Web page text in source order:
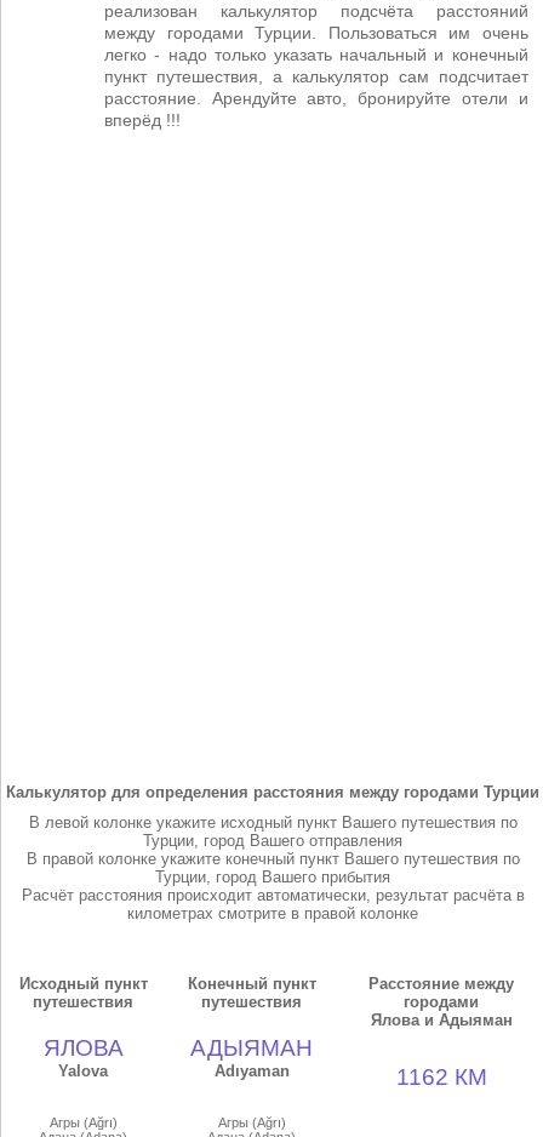
реализован калькулятор подсчёта расстояний
между городами Турции. Пользоваться им очень
легко - надо только указать начальный и конечный
пункт путешествия, а калькулятор сам подсчитает
расстояние. Арендуйте авто, бронируйте отели и
вперёд !!!
Калькулятор для определения расстояния между городами Турции
В левой колонке укажите исходный пункт Вашего путешествия по
Турции, город Вашего отправления
В правой колонке укажите конечный пункт Вашего путешествия по
Турции, город Вашего прибытия
Расчёт расстояния происходит автоматически, результат расчёта в
километрах смотрите в правой колонке
Исходный пункт
путешествия
ЯЛОВА
Yalova
Конечный пункт
путешествия
АДЫЯМАН
Adıyaman
Расстояние между
городами
Ялова и Адыяман
1162 КМ
Агры (Ağrı)
Агры (Ağrı)